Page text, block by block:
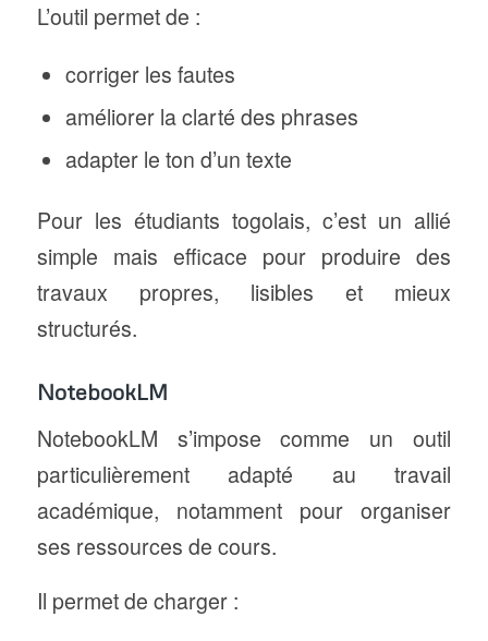
L’outil permet de :
corriger les fautes
améliorer la clarté des phrases
adapter le ton d’un texte
Pour les étudiants togolais, c’est un allié
simple mais efficace pour produire des
travaux propres, lisibles et mieux
structurés.
NotebookLM
NotebookLM s’impose comme un outil
particulièrement adapté au travail
académique, notamment pour organiser
ses ressources de cours.
Il permet de charger :